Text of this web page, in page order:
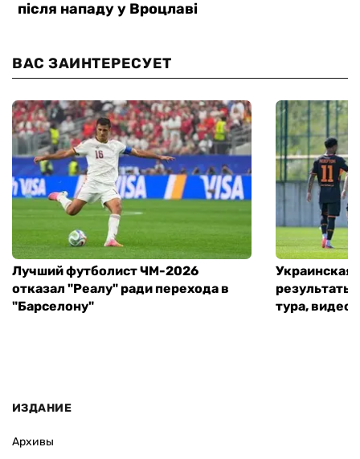
ВАС ЗАИНТЕРЕСУЕТ
Лучший футболист ЧМ-2026
отказал "Реалу" ради перехода в
"Барселону"
Украинская
результаты
тура, видео
ИЗДАНИЕ
Архивы